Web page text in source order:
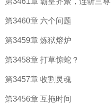
第3460章 六个问题
第3459章 炼狱熔炉
第3458章 打草惊蛇？
第3457章 收割灵魂
第3456章 互拖时间